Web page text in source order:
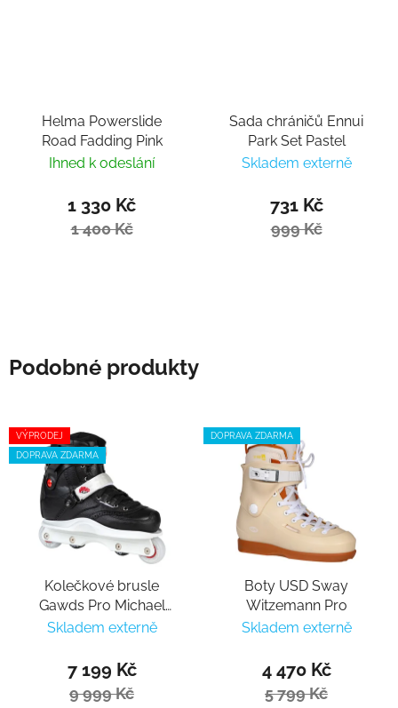
Helma Powerslide
Road Fadding Pink
Ihned k odeslání
1 330 Kč
1 400 Kč
Sada chráničů Ennui
Park Set Pastel
Skladem externě
731 Kč
999 Kč
Podobné produkty
VÝPRODEJ
DOPRAVA ZDARMA
Kolečkové brusle
Gawds Pro Michael
Prado II
Skladem externě
7 199 Kč
9 999 Kč
DOPRAVA ZDARMA
Boty USD Sway
Witzemann Pro
Skladem externě
4 470 Kč
5 799 Kč